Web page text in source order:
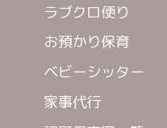
ラブクロ便り
お預かり保育
ベビーシッター
家事代行